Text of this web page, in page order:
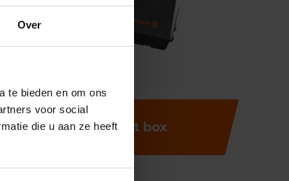
Over
te bieden en om ons
voor social
die u aan ze heeft
SpinderTransport box